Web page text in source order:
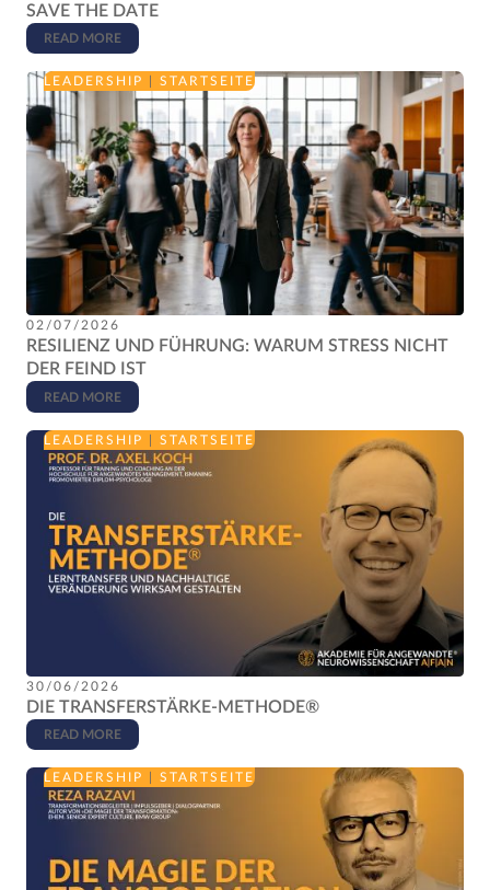
SAVE THE DATE
READ MORE
02/07/2026
RESILIENZ UND FÜHRUNG: WARUM STRESS NICHT
DER FEIND IST
READ MORE
LEADERSHIP STARTSEITE
30/06/2026
DIE TRANSFERSTÄRKE-METHODE®
READ MORE
LEADERSHIP STARTSEITE
LEADERSHIP STARTSEITE